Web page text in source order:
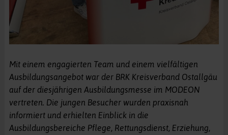
Mit einem engagierten Team und einem vielfältigen
Ausbildungsangebot war der BRK Kreisverband Ostallgäu
auf der diesjährigen Ausbildungsmesse im MODEON
vertreten. Die jungen Besucher wurden praxisnah
informiert und erhielten Einblick in die
Ausbildungsbereiche Pflege, Rettungsdienst, Erziehung,